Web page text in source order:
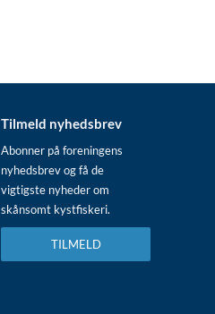
Tilmeld nyhedsbrev
Abonner på foreningens
nyhedsbrev og få de
vigtigste nyheder om
skånsomt kystfiskeri.
TILMELD